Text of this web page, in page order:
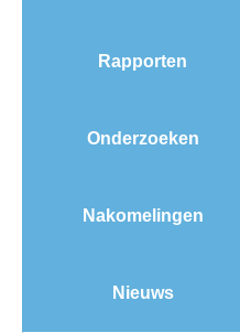
Rapporten
Onderzoeken
Nakomelingen
Nieuws